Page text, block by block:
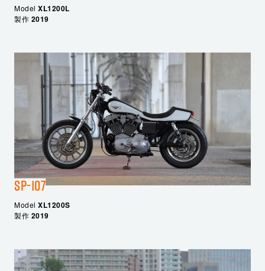
Model XL1200L
製作 2019
SP-107
Model XL1200S
製作 2019